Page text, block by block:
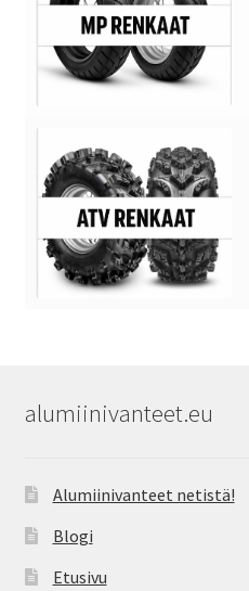
alumiinivanteet.eu
Alumiinivanteet netistä!
Blogi
Etusivu